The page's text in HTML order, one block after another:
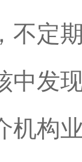
不定
中发
机构